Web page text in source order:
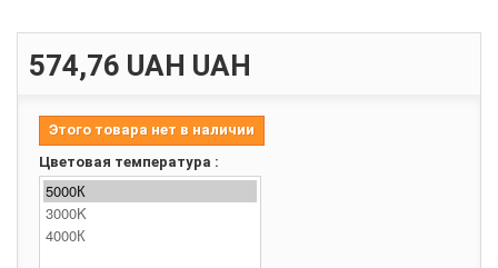
574,76 UAH UAH
Этого товара нет в наличии
Цветовая температура :